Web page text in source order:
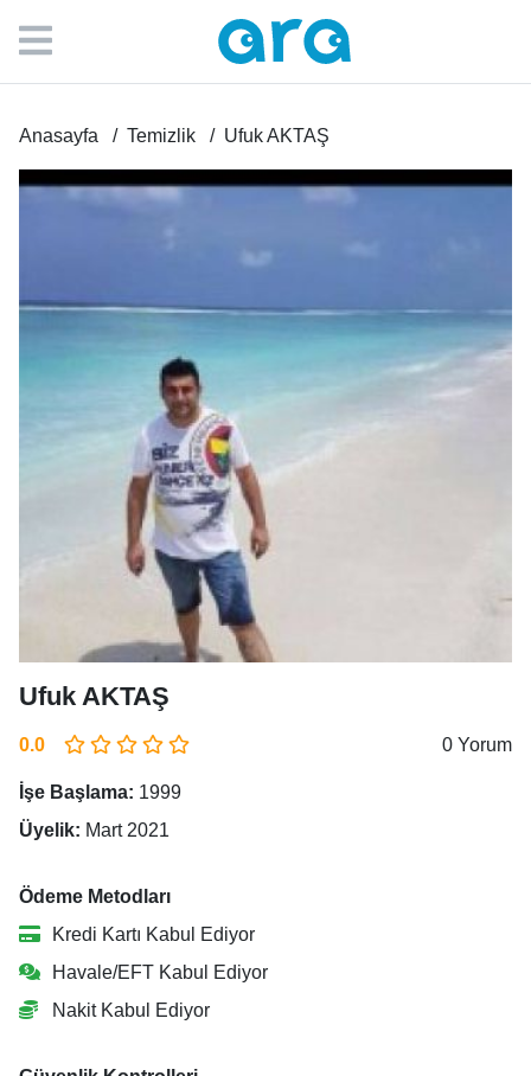
Anasayfa Temizlik Ufuk AKTAŞ
Ufuk AKTAŞ
0.0 0 Yorum
İşe Başlama: 1999
Üyelik: Mart 2021
Ödeme Metodları
Kredi Kartı Kabul Ediyor
Havale/EFT Kabul Ediyor
Nakit Kabul Ediyor